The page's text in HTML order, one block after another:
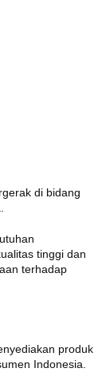
di bidang
tinggi dan
terhadap
produk
Indonesia.